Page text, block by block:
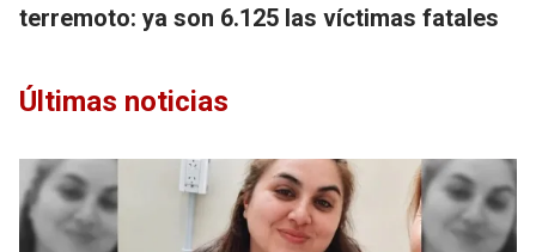
terremoto: ya son 6.125 las víctimas fatales
Últimas noticias